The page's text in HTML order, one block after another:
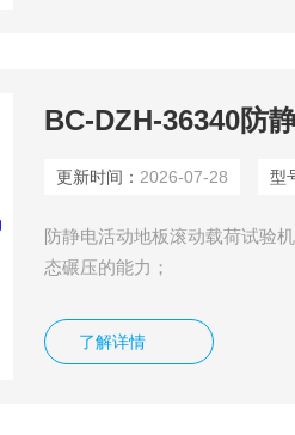
BC-DZH-36340防
更新时间： 2026-07-28 型
防静电活动地板滚动载荷试验
态碾压的能力；
了解详情